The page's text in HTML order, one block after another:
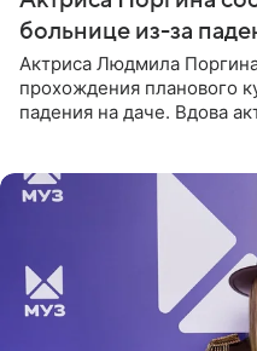
больнице из-за
Актриса Людмила
прохождения планового
падения на даче. Вдова